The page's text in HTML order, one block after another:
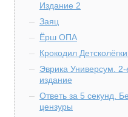
Издание 2
Заяц
Ёрш ОПА
Крокодил
Эврика Универсум. 2-
издание
Ответь за 5 секунд.
цензуры